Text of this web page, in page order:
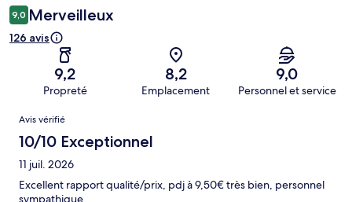
9,0 Merveilleux
126 avis
9,2
Propreté
8,2
Emplacement
9,0
Personnel et service
Avis
Avis vérifié
10/10 Exceptionnel
11 juil. 2026
Excellent rapport qualité/prix, pdj à 9,50€ très bien, personnel
sympathique